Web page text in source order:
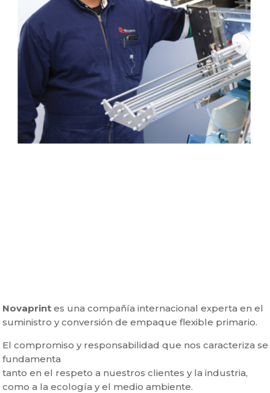
Novaprint es una compañía internacional experta en el
suministro y conversión de empaque flexible primario.
El compromiso y responsabilidad que nos caracteriza se
fundamenta
tanto en el respeto a nuestros clientes y la industria,
como a la ecología y el medio ambiente.